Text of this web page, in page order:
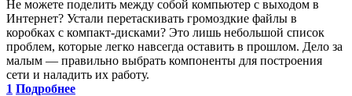
Не можете поделить между собой компьютер с выходом в
Интернет? Устали перетаскивать громоздкие файлы в
коробках с компакт-дисками? Это лишь небольшой список
проблем, которые легко навсегда оставить в прошлом. Дело за
малым — правильно выбрать компоненты для построения
сети и наладить их работу.
1 Подробнее